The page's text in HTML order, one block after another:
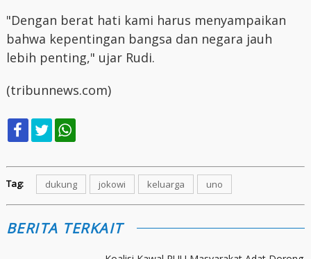
"Dengan berat hati kami harus menyampaikan
bahwa kepentingan bangsa dan negara jauh
lebih penting," ujar Rudi.
(tribunnews.com)
Tag: dukung jokowi keluarga uno
BERITA TERKAIT